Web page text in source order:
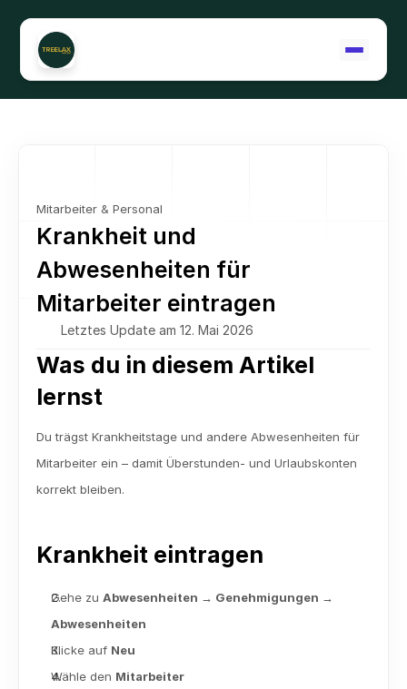
Support kontaktieren
Mitarbeiter & Personal
Krankheit und
Abwesenheiten für
Mitarbeiter eintragen
Letztes Update am 12. Mai 2026
Was du in diesem Artikel
lernst
Du trägst Krankheitstage und andere Abwesenheiten für
Mitarbeiter ein – damit Überstunden- und Urlaubskonten
korrekt bleiben.
Krankheit eintragen
Gehe zu Abwesenheiten → Genehmigungen →
Abwesenheiten
Klicke auf Neu
Wähle den Mitarbeiter